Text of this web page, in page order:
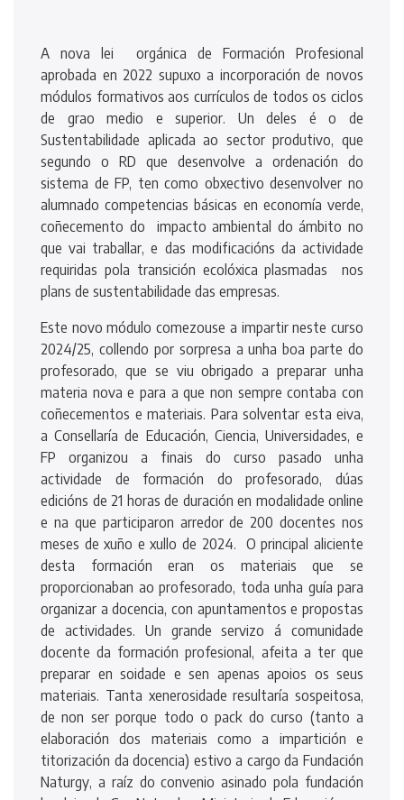
A nova lei orgánica de Formación Profesional
aprobada en 2022 supuxo a incorporación de novos
módulos formativos aos currículos de todos os ciclos
de grao medio e superior. Un deles é o de
Sustentabilidade aplicada ao sector produtivo, que
segundo o RD que desenvolve a ordenación do
sistema de FP, ten como obxectivo desenvolver no
alumnado competencias básicas en economía verde,
coñecemento do impacto ambiental do ámbito no
que vai traballar, e das modificacións da actividade
requiridas pola transición ecolóxica plasmadas nos
plans de sustentabilidade das empresas.
Este novo módulo comezouse a impartir neste curso
2024/25, collendo por sorpresa a unha boa parte do
profesorado, que se viu obrigado a preparar unha
materia nova e para a que non sempre contaba con
coñecementos e materiais. Para solventar esta eiva,
a Consellaría de Educación, Ciencia, Universidades, e
FP organizou a finais do curso pasado unha
actividade de formación do profesorado, dúas
edicións de 21 horas de duración en modalidade online
e na que participaron arredor de 200 docentes nos
meses de xuño e xullo de 2024. O principal aliciente
desta formación eran os materiais que se
proporcionaban ao profesorado, toda unha guía para
organizar a docencia, con apuntamentos e propostas
de actividades. Un grande servizo á comunidade
docente da formación profesional, afeita a ter que
preparar en soidade e sen apenas apoios os seus
materiais. Tanta xenerosidade resultaría sospeitosa,
de non ser porque todo o pack do curso (tanto a
elaboración dos materiais como a impartición e
titorización da docencia) estivo a cargo da Fundación
Naturgy, a raíz do convenio asinado pola fundación